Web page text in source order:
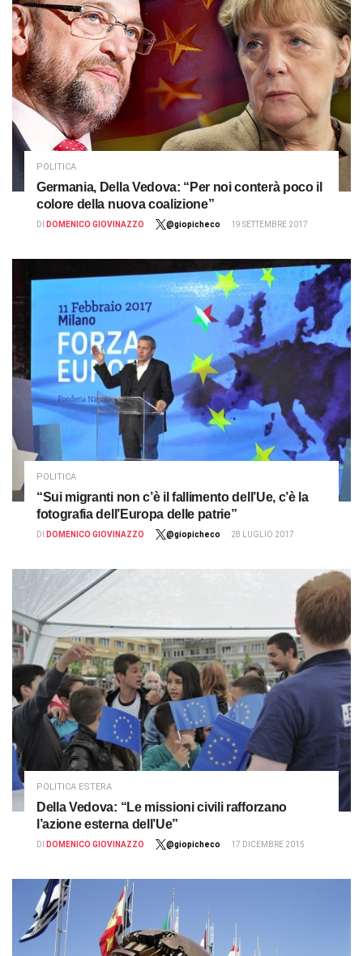
POLITICA
Germania, Della Vedova: “Per noi conterà poco il
colore della nuova coalizione”
DI DOMENICO GIOVINAZZO @giopicheco 19 SETTEMBRE 2017
POLITICA
“Sui migranti non c’è il fallimento dell’Ue, c’è la
fotografia dell’Europa delle patrie”
DI DOMENICO GIOVINAZZO @giopicheco 28 LUGLIO 2017
POLITICA ESTERA
Della Vedova: “Le missioni civili rafforzano
l’azione esterna dell’Ue”
DI DOMENICO GIOVINAZZO @giopicheco 17 DICEMBRE 2015